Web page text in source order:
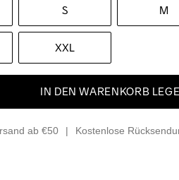
S M
XXL
IN DEN WARENKORB
ab €50 Kostenlose